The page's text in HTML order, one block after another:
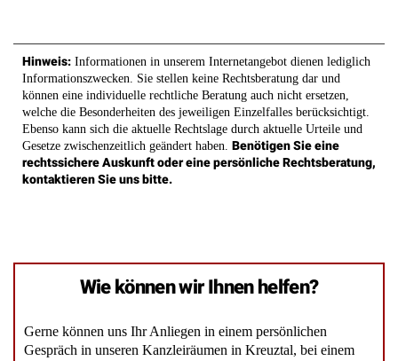
Hinweis:Informationen in unserem Internetangebot dienen lediglich
Informationszwecken. Sie stellen keine Rechtsberatung dar und
können eine individuelle rechtliche Beratung auch nicht ersetzen,
welche die Besonderheiten des jeweiligen Einzelfalles berücksichtigt.
Ebenso kann sich die aktuelle Rechtslage durch aktuelle Urteile und
Gesetze zwischenzeitlich geändert haben.Benötigen Sie eine
rechtssichere Auskunft oder eine persönliche Rechtsberatung,
kontaktieren Sie uns bitte.
Wie können wir Ihnen helfen?
Gespräch in unseren Kanzleiräumen in Kreuztal, bei einem
Hausbesuch bei Ihnen, in einem persönlichen Telefonat oder